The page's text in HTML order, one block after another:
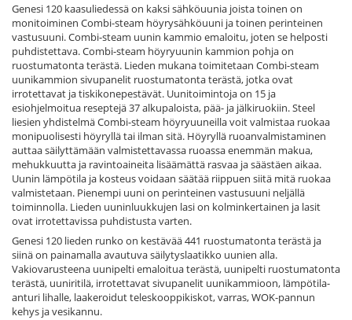
Genesi 120 kaasuliedessä on kaksi sähköuunia joista toinen on
monitoiminen Combi-steam höyrysähköuuni ja toinen perinteinen
vastusuuni. Combi-steam uunin kammio emaloitu, joten se helposti
puhdistettava. Combi-steam höyryuunin kammion pohja on
ruostumatonta terästä. Lieden mukana toimitetaan Combi-steam
uunikammion sivupanelit ruostumatonta terästä, jotka ovat
irrotettavat ja tiskikonepestävät. Uunitoimintoja on 15 ja
esiohjelmoitua reseptejä 37 alkupaloista, pää- ja jälkiruokiin. Steel
liesien yhdistelmä Combi-steam höyryuuneilla voit valmistaa ruokaa
monipuolisesti höyryllä tai ilman sitä. Höyryllä ruoanvalmistaminen
auttaa säilyttämään valmistettavassa ruoassa enemmän makua,
mehukkuutta ja ravintoaineita lisäämättä rasvaa ja säästäen aikaa.
Uunin lämpötila ja kosteus voidaan säätää riippuen siitä mitä ruokaa
valmistetaan. Pienempi uuni on perinteinen vastusuuni neljällä
toiminnolla. Lieden uuninluukkujen lasi on kolminkertainen ja lasit
ovat irrotettavissa puhdistusta varten.
Genesi 120 lieden runko on kestävää 441 ruostumatonta terästä ja
siinä on painamalla avautuva säilytyslaatikko uunien alla.
Vakiovarusteena uunipelti emaloitua terästä, uunipelti ruostumatonta
terästä, uuniritilä, irrotettavat sivupanelit uunikammioon, lämpötila-
anturi lihalle, laakeroidut teleskooppikiskot, varras, WOK-pannun
kehys ja vesikannu.